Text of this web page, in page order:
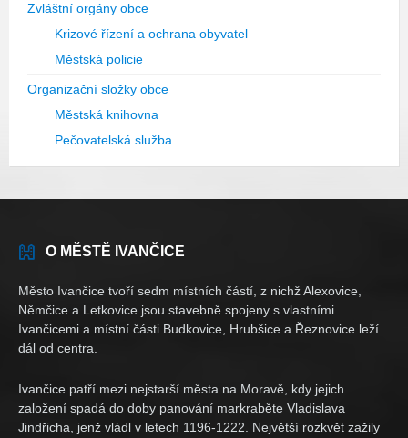
Zvláštní orgány obce
Krizové řízení a ochrana obyvatel
Městská policie
Organizační složky obce
Městská knihovna
Pečovatelská služba
O MĚSTĚ IVANČICE
Město Ivančice tvoří sedm místních částí, z nichž Alexovice,
Němčice a Letkovice jsou stavebně spojeny s vlastními
Ivančicemi a místní části Budkovice, Hrubšice a Řeznovice leží
dál od centra.
Ivančice patří mezi nejstarší města na Moravě, kdy jejich
založení spadá do doby panování markraběte Vladislava
Jindřicha, jenž vládl v letech 1196-1222. Největší rozkvět zažily